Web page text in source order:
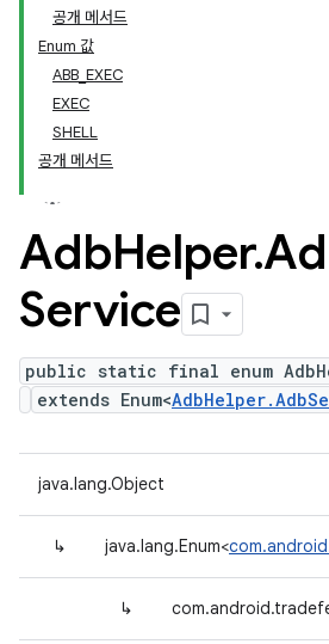
공개 메서드
Enum 값
ABB_EXEC
EXEC
SHELL
공개 메서드
AdbHelper.
Service
public static final enum
extends Enum<
java.lang.Object
↳ java.lang.Enum<
↳